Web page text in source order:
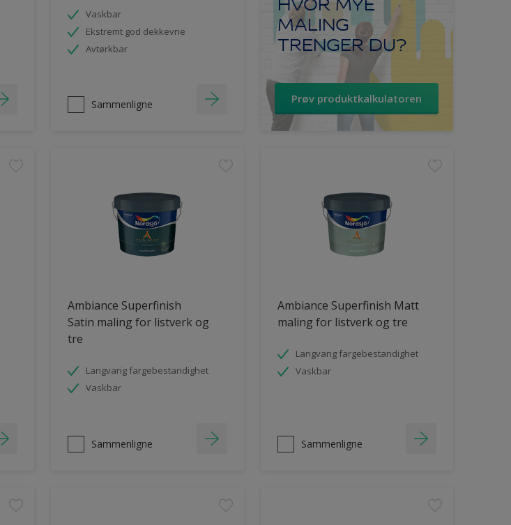
Vaskbar
Ekstremt god dekkevne
Avtørkbar
Sammenligne
MALING
TRENGER DU?
Prøv produktkalkulatoren
Ambiance Superfinish
Satin maling for listverk og
tre
Langvarig fargebestandighet
Vaskbar
Sammenligne
Ambiance Superfinish Matt
maling for listverk og tre
Langvarig fargebestandighet
Vaskbar
Sammenligne